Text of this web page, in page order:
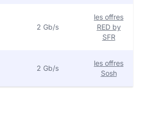
2 Gb/s
les offres
RED by
SFR
2 Gb/s
les offres
Sosh